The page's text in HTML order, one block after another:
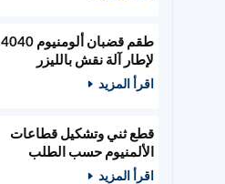
طقم قضبان ألومنيوم 4040
لإطار آلة نقش بالليزر
400x400 مم
اقرأ المزيد
قطع ثني وتشكيل قطاعات
الألمنيوم حسب الطلب
اقرأ المزيد